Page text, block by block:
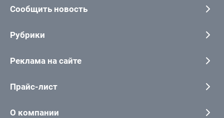
Сообщить новость
Рубрики
Реклама на сайте
Прайс-лист
О компании